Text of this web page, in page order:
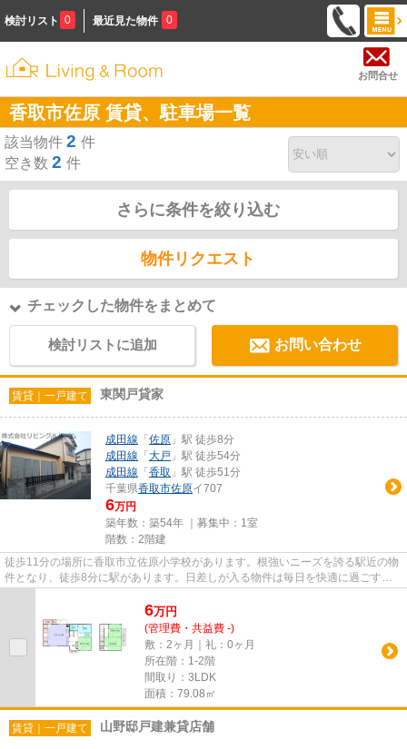
検討リスト 0 最近見た物件 0
お問合せ
香取市佐原 賃貸、駐車場一覧
該当物件 2 件
空き数 2 件
さらに条件を絞り込む
物件リクエスト
チェックした物件をまとめて
検討リストに追加 お問い合わせ
賃貸｜一戸建て 東関戸貸家
成田線 「 佐原 」駅 徒歩8分
成田線 「 大戸 」駅 徒歩54分
成田線 「 香取 」駅 徒歩51分
千葉県香取市佐原イ707
6万円
築年数：築54年 ｜募集中： 1室
階数：2階建
徒歩11分の場所に香取市立佐原小学校があります。根強いニーズを誇る駅近の物
件となり、徒歩8分に駅があります。日差しが入る物件は毎日を快適に過ごす事
6万円
(管理費・共益費 -)
敷：2ヶ月｜礼：0ヶ月
所在階：1-2階
間取り：3LDK
面積：79.08㎡
賃貸｜一戸建て 山野邸戸建兼貸店舗